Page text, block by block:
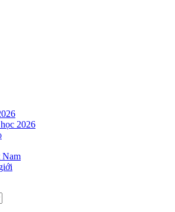
2026
Nam